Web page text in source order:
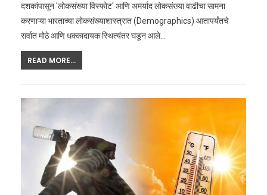
दशकांपासून 'लोकसंख्या विस्फोट' आणि अमर्याद लोकसंख्या वाढीचा सामना
करणाऱ्या भारताच्या लोकसंख्याशास्त्रात (Demographics) आतापर्यंतचे
सर्वात मोठे आणि धक्कादायक स्थित्यंतर घडून आले…
READ MORE...